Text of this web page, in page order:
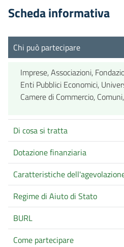
Scheda informativa
Chi può partecipare
Imprese, Associazioni,
Enti Pubblici Economici,
Camere di Commercio,
Di cosa si tratta
Dotazione finanziaria
Caratteristiche
Regime di Aiuto di Stato
BURL
Come partecipare